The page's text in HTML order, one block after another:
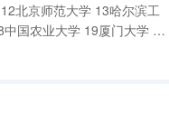
北京师范大学 13哈尔滨工
国农业大学 19厦门大学 20
2北京大学3